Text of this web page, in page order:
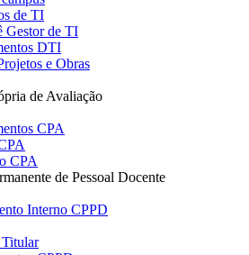
de TI
Gestor de TI
DTI
e Obras
de Avaliação
CPA
CPA
de Pessoal Docente
Interno CPPD
Titular